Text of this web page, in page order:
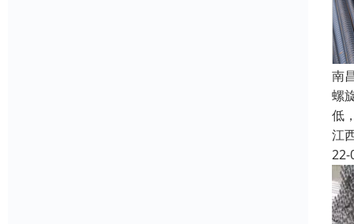
南
螺
低
江
22-